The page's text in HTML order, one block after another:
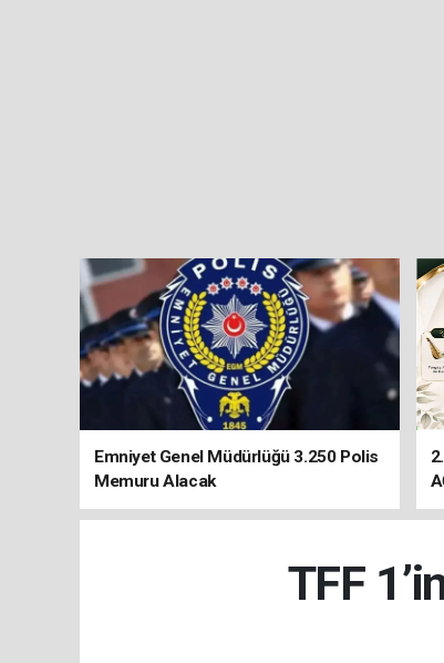
Emniyet Genel Müdürlüğü 3.250 Polis
Memuru Alacak
TFF